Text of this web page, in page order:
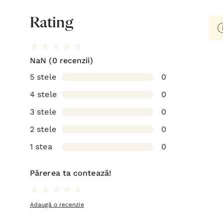
Rating
NaN (0 recenzii)
5 stele
0
4 stele
0
3 stele
0
2 stele
0
1 stea
0
Părerea ta contează!
Adaugă o recenzie